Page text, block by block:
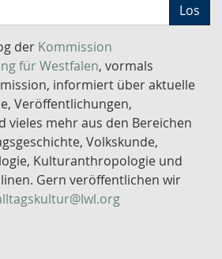
Los
der Kommission
für Westfalen, vormals
informiert über aktuelle
Veröffentlichungen,
vieles mehr aus den Bereichen
Volkskunde,
Kulturanthropologie und
Gern veröffentlichen wir